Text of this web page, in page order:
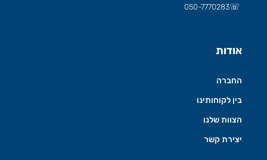
☏
050-7770283
אודות
החברה
בין לקוחותינו
הצוות שלנו
יצירת קשר